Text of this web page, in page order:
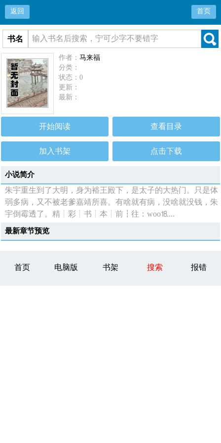
返回 首页
书名
作者：马来福
分类：
状态：0
更新：
最新：
开始阅读 查看目录
加入书架 点击下载
小说简介
朱宇重生到了大明，身为裕王殿下，是太子的大热门。只是体
弱多病，又不被老爹嘉靖所喜。有啥就有病，没啥就没钱，朱
宇倒霉透了。精┊彩┊书┊本┊前┇往：wоо⒙...
最新章节预览
首页 电脑版 书架 搜索 报错